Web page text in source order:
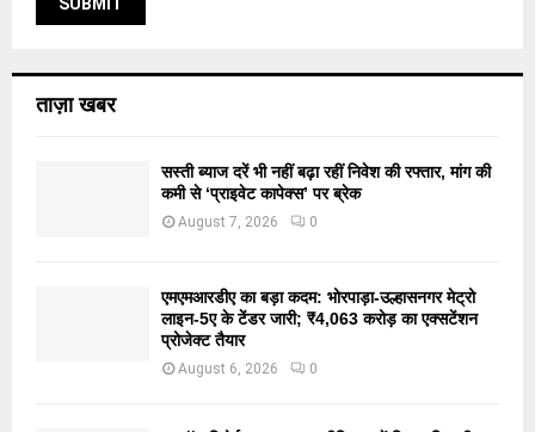
ताज़ा खबर
सस्ती ब्याज दरें भी नहीं बढ़ा रहीं निवेश की रफ्तार, मांग की
कमी से ‘प्राइवेट कापेक्स’ पर ब्रेक
August 7, 2026 0
एमएमआरडीए का बड़ा कदम: भोरपाड़ा-उल्हासनगर मेट्रो
लाइन-5ए के टेंडर जारी; ₹4,063 करोड़ का एक्सटेंशन
प्रोजेक्ट तैयार
August 6, 2026 0